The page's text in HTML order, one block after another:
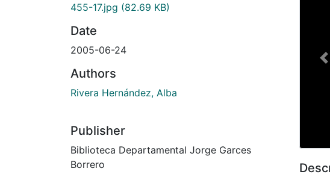
455-17.jpg (82.69 KB)
Date
2005-06-24
Authors
Rivera Hernández, Alba
Publisher
Biblioteca Departamental Jorge Garces
Borrero